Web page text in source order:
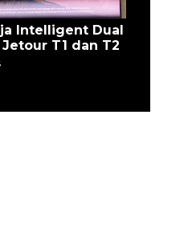
Intelligent Dual
T1 dan T2